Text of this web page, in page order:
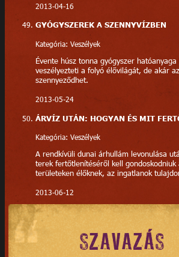
2013-04-16
GYÓGYSZEREK A SZENNYVÍZBEN
Kategória: Veszélyek
Évente húsz tonna gyógyszer
veszélyezteti a folyó élővilágát, de akár
szennyeződhet.
2013-05-24
ÁRVÍZ UTÁN: HOGYAN ÉS MIT
Kategória: Veszélyek
A rendkívüli dunai árhullám levonulása
terek fertőtlenítéséről kell
területeken élőknek, az ingatlanok
2013-06-12
SZAVAZÁS